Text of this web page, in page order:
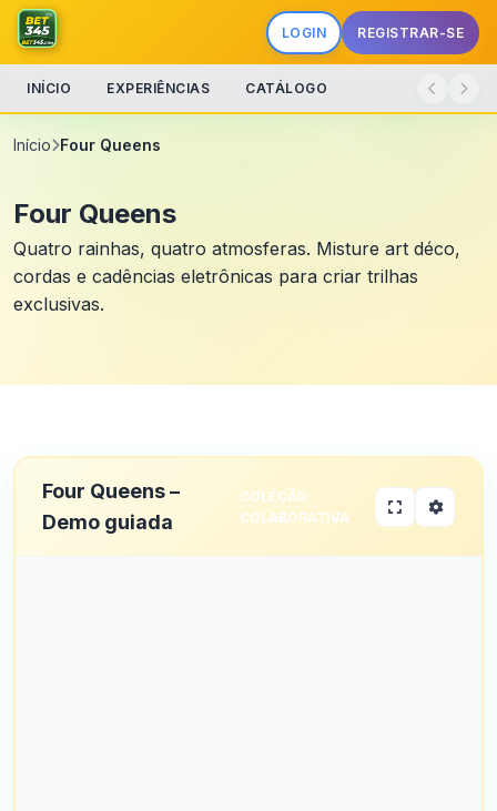
LOGIN REGISTRAR-SE
INÍCIO EXPERIÊNCIAS CATÁLOGO
Início Four Queens
Four Queens
Quatro rainhas, quatro atmosferas. Misture art déco,
cordas e cadências eletrônicas para criar trilhas
exclusivas.
Four Queens –
Demo guiada
COLEÇÃO
COLABORATIVA